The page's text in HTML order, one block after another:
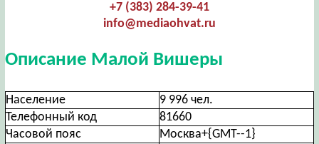
+7 (383) 284-39-41
info@mediaohvat.ru
Описание Малой Вишеры
Население
9 996 чел.
Телефонный код
81660
Часовой пояс
Москва+{GMT--1}